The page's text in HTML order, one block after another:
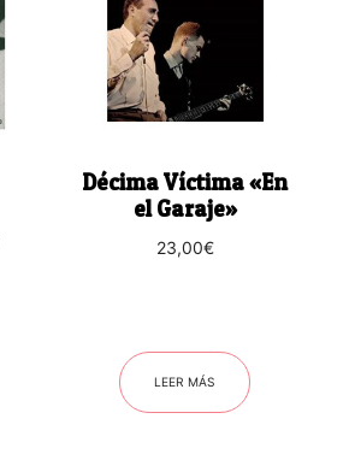
Décima Víctima «En
el Garaje»
23,00€
LEER MÁS